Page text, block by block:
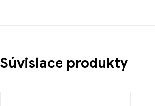
Súvisiace produkty